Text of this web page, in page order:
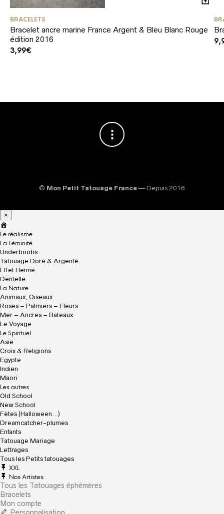
BRACELETS
Bracelet ancre marine France Argent & Bleu Blanc Rouge
édition 2016
3,99€
© Mon Petit Tatouage France — Depuis 2016
×
c
c
u
e
i
l
Le réalisme
La Féminité
Underboobs
Tatouage Doré & Argenté
Effet Henné
Dentelle
La Nature
Animaux, Oiseaux
Roses – Palmiers – Fleurs
Mer – Ancres – Bateaux
Le Voyage
Le Spirituel
Asie
Croix & Religions
Egypte
Indien
Maori
Les autres
Old School
New School
Fêtes (Halloween…)
Dreamcatcher-plumes
Enfants
Tatouage Mariage
Lettrages
Tous les Petits tatouages
XXL
Nos Artistes
Tous les Tatouages éphémères
Bracelets
Mon compte
Personnalisation